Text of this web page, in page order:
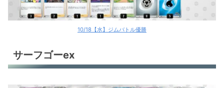
10/18【水】ジムバトル優勝
サーフゴーex